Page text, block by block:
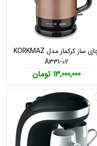
چای ساز کرکماز مدل KORKMAZ
A331-02
13,000,000 تومان